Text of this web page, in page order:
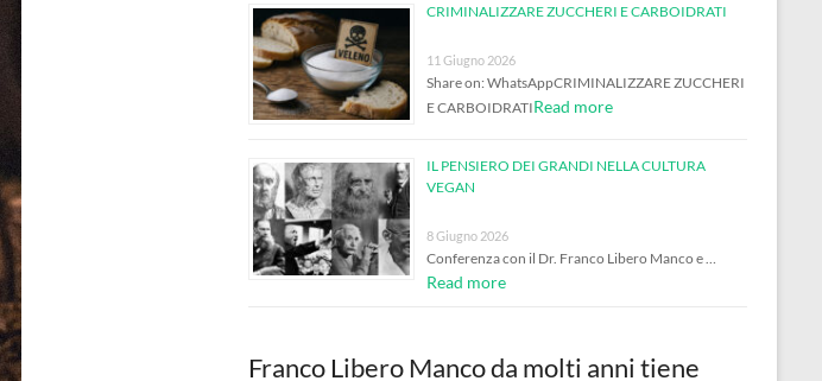
CRIMINALIZZARE ZUCCHERI E CARBOIDRATI
11 Giugno 2026
Share on: WhatsAppCRIMINALIZZARE ZUCCHERI
E CARBOIDRATIRead more
IL PENSIERO DEI GRANDI NELLA CULTURA
VEGAN
8 Giugno 2026
Conferenza con il Dr. Franco Libero Manco e …
Read more
Franco Libero Manco da molti anni tiene